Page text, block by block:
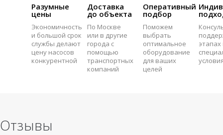
Разумные
цены
Экономичность
и большой срок
службы делают
цену насосов
конкурентной
Доставка
до объекта
По Москве
или в другие
города с
помощью
транспортных
компаний
Оперативный
подбор
Поможем
выбрать
оптимальное
оборудование
для ваших
целей
этапах
Отзывы